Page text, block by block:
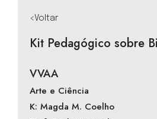
<Voltar
Kit Pedagógico sobre
VVAA
Arte e Ciência
K: Magda M. Coelho